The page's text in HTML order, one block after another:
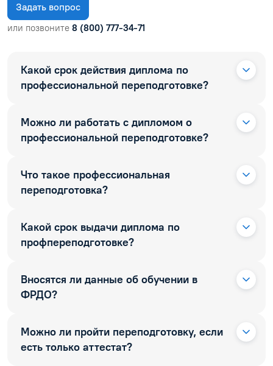
Задать вопрос
или позвоните 8 (800) 777-34-71
Какой срок действия диплома по
профессиональной переподготовке?
Можно ли работать с дипломом о
профессиональной переподготовке?
Что такое профессиональная
переподготовка?
Какой срок выдачи диплома по
профпереподготовке?
Вносятся ли данные об обучении в
ФРДО?
Можно ли пройти переподготовку, если
есть только аттестат?